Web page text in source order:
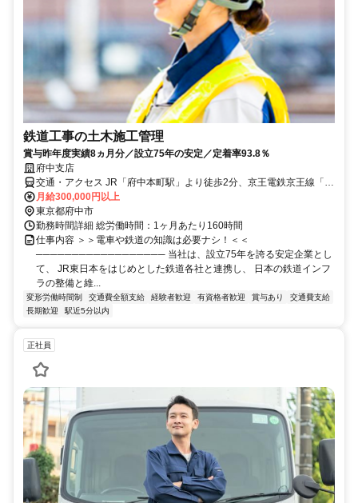
鉄道工事の土木施工管理
賞与昨年度実績8ヵ月分／設立75年の安定／定着率93.8％
府中支店
交通・アクセス JR「府中本町駅」より徒歩2分、京王電鉄京王線「府
中駅」より徒歩8分
月給300,000円以上
東京都府中市
勤務時間詳細 総労働時間：1ヶ月あたり160時間
仕事内容 ＞＞電車や鉄道の知識は必要ナシ！＜＜
────────────────── 当社は、設立75年を誇る安定企業とし
て、 JR東日本をはじめとした鉄道各社と連携し、 日本の鉄道インフ
ラの整備と維...
変形労働時間制 交通費全額支給 経験者歓迎 有資格者歓迎 賞与あり
交通費支給
長期歓迎
駅近5分以内
正社員